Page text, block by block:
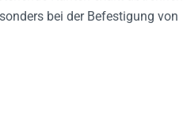
bei der Befestigung von